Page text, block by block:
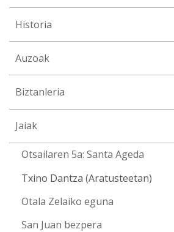
Historia
Auzoak
Biztanleria
Jaiak
Otsailaren 5a: Santa Ageda
Txino Dantza (Aratusteetan)
Otala Zelaiko eguna
San Juan bezpera